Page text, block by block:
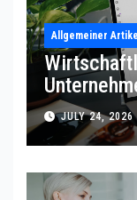
Allgemeiner Artikel
JULY 24, 2026